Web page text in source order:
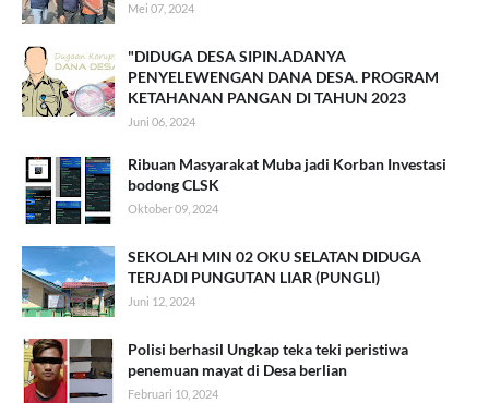
Mei 07, 2024
"DIDUGA DESA SIPIN.ADANYA
PENYELEWENGAN DANA DESA. PROGRAM
KETAHANAN PANGAN DI TAHUN 2023
Juni 06, 2024
Ribuan Masyarakat Muba jadi Korban Investasi
bodong CLSK
Oktober 09, 2024
SEKOLAH MIN 02 OKU SELATAN DIDUGA
TERJADI PUNGUTAN LIAR (PUNGLI)
Juni 12, 2024
Polisi berhasil Ungkap teka teki peristiwa
penemuan mayat di Desa berlian
Februari 10, 2024